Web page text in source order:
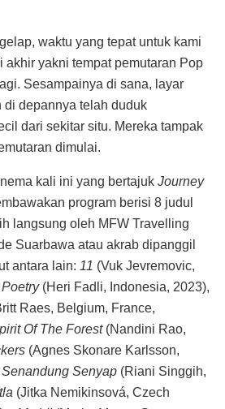
waktu yang tepat untuk kami
akhir yakni tempat pemutaran Pop
Sesampainya di sana, layar
di depannya telah duduk
dari sekitar situ. Mereka tampak
dimulai.
kali ini yang bertajuk Journey
program berisi 8 judul
langsung oleh MFW Travelling
Suarbawa atau akrab dipanggil
antara lain: 11 (Vuk Jevremovic,
(Heri Fadli, Indonesia, 2023),
Raes, Belgium, France,
Of The Forest(Nandini Rao,
(Agnes Skonare Karlsson,
Senandung Senyap (Riani Singgih,
(Jitka Nemikinsová, Czech